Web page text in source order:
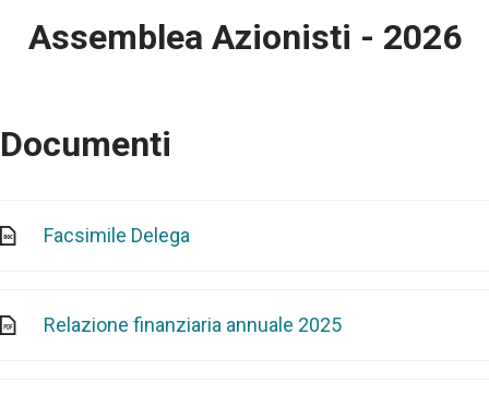
Assemblea Azionisti - 2026
Documenti
Facsimile Delega
Relazione finanziaria annuale 2025